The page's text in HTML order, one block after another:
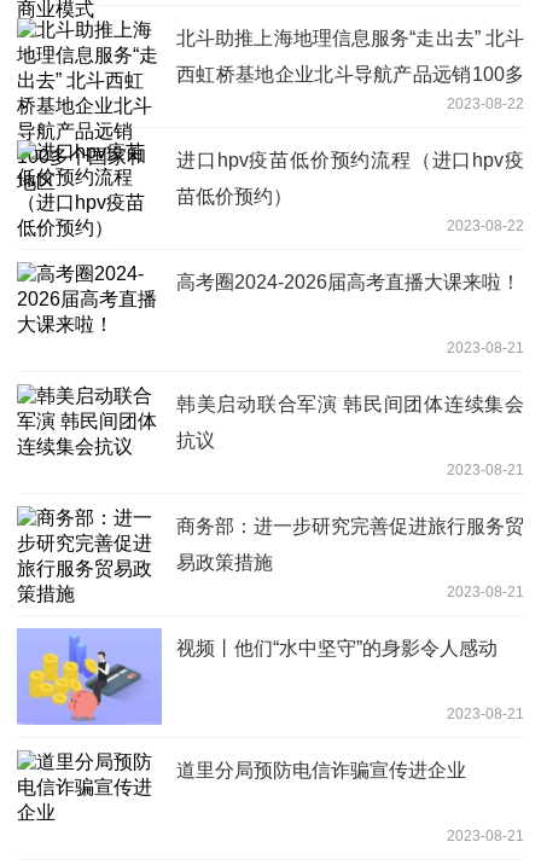
北斗助推上海地理信息服务“走出去” 北斗
西虹桥基地企业北斗导航产品远销100多
2023-08-22
进口hpv疫苗低价预约流程（进口hpv疫
苗低价预约）
2023-08-22
高考圈2024-2026届高考直播大课来啦！
2023-08-21
韩美启动联合军演 韩民间团体连续集会
抗议
2023-08-21
商务部：进一步研究完善促进旅行服务贸
易政策措施
2023-08-21
视频丨他们“水中坚守”的身影令人感动
2023-08-21
道里分局预防电信诈骗宣传进企业
2023-08-21